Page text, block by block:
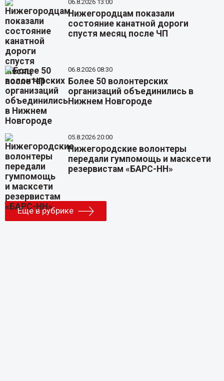
06.8.2026 13:00
Нижегородцам показали
состояние канатной дороги
спустя месяц после ЧП
06.8.2026 08:30
Более 50 волонтерских
организаций объединились в
Нижнем Новгороде
05.8.2026 20:00
Нижегородские волонтеры
передали гумпомощь и масксети
резервистам «БАРС-НН»
Еще в рубрике